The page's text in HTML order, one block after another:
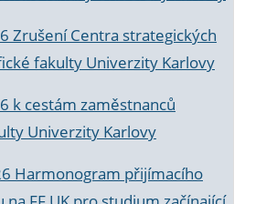
Zrušení Centra strategických
fakulty Univerzity Karlovy
k cestám zaměstnanců
Univerzity Karlovy
Harmonogram přijímacího